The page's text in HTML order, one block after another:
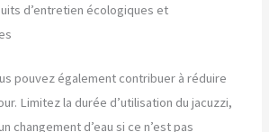
d’entretien écologiques et
pouvez également contribuer à réduire
Limitez la durée d’utilisation du jacuzzi,
changement d’eau si ce n’est pas